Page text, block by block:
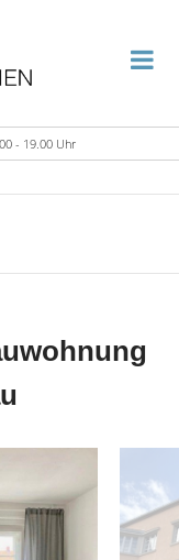
- 19.00 Uhr